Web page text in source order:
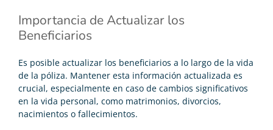
Importancia de Actualizar los
Beneficiarios
Es posible actualizar los beneficiarios a lo largo de la vida
de la póliza. Mantener esta información actualizada es
crucial, especialmente en caso de cambios significativos
en la vida personal, como matrimonios, divorcios,
nacimientos o fallecimientos.